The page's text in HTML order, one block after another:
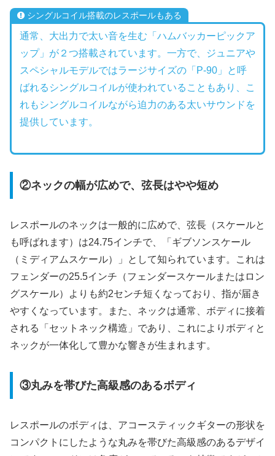
シングルコイル搭載のレスポールもある
通常、大出力で太い音を生む「ハムバッカーピックア
ップ」が２つ搭載されています。一方で、ジュニアや
スペシャルモデルではラージサイズの「P-90」と呼
ばれるシングルコイルが使われていることもあり、こ
れもシングルコイルながら迫力のある太いサウンドを
提供しています。
②ネックの幅が広めで、弦長はやや短め
レスポールのネックは一般的に広めで、弦長（スケールと
も呼ばれます）は24.75インチで、「ギブソンスケール
（ミディアムスケール）」として知られています。これは
フェンダーの25.5インチ（フェンダースケールまたはロン
グスケール）よりも約2センチ短くなっており、指が届き
やすくなっています。また、ネックは通常、ボディに接着
される「セットネック構造」であり、これによりボディと
ネックが一体化して豊かな響きが生まれます。
③丸みを帯びた高級感のあるボディ
レスポールのボディは、アコースティックギターの形状を
コンパクトにしたような丸みを帯びた高級感のあるデザイ